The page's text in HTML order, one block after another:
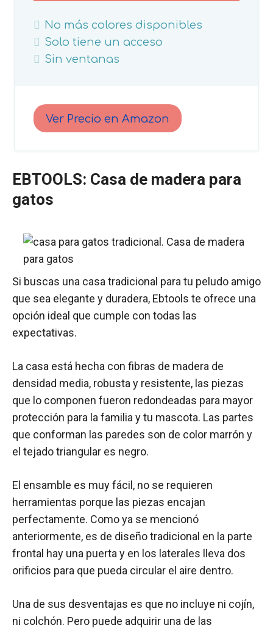
No más colores disponibles
Solo tiene un acceso
Sin ventanas
Ver Precio en Amazon
EBTOOLS: Casa de madera para
gatos
Si buscas una casa tradicional para tu peludo amigo
que sea elegante y duradera, Ebtools te ofrece una
opción ideal que cumple con todas las
expectativas.
La casa está hecha con fibras de madera de
densidad media, robusta y resistente, las piezas
que lo componen fueron redondeadas para mayor
protección para la familia y tu mascota. Las partes
que conforman las paredes son de color marrón y
el tejado triangular es negro.
El ensamble es muy fácil, no se requieren
herramientas porque las piezas encajan
perfectamente. Como ya se mencionó
anteriormente, es de diseño tradicional en la parte
frontal hay una puerta y en los laterales lleva dos
orificios para que pueda circular el aire dentro.
Una de sus desventajas es que no incluye ni cojín,
ni colchón. Pero puede adquirir una de las